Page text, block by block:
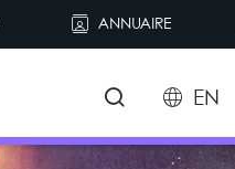
ANNUAIRE
EN